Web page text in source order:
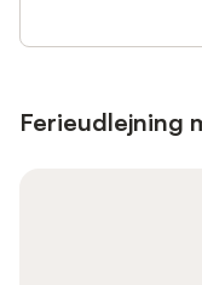
Ferieudlejning